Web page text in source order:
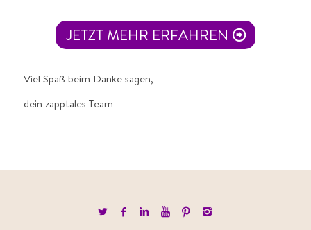
JETZT MEHR ERFAHREN
Viel Spaß beim Danke sagen,
dein zapptales Team